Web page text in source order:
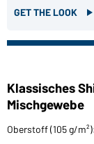
GET THE LOOK
Klassisches
Mischgewebe
Oberstoff (105 g/